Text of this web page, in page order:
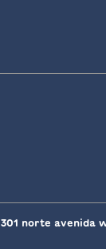
301 norte avenida